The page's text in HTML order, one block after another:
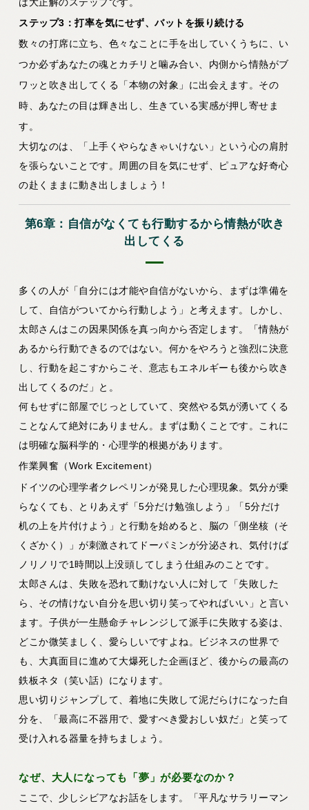
ステップ3：打率を気にせず、バットを振り続ける
数々の打席に立ち、色々なことに手を出していくうちに、い
つか必ずあなたの魂とカチリと噛み合い、内側から情熱がブ
ワッと吹き出してくる「本物の対象」に出会えます。その
時、あなたの目は輝き出し、生きている実感が押し寄せま
す。
大切なのは、「上手くやらなきゃいけない」という心の肩肘
を張らないことです。周囲の目を気にせず、ピュアな好奇心
の赴くままに動き出しましょう！
第6章：自信がなくても行動するから情熱が吹き
出してくる
多くの人が「自分には才能や自信がないから、まずは準備を
して、自信がついてから行動しよう」と考えます。しかし、
太郎さんはこの因果関係を真っ向から否定します。
「情熱が
あるから行動できるのではない。何かをやろうと強烈に決意
し、行動を起こすからこそ、意志もエネルギーも後から吹き
出してくるのだ」
と。
何もせずに部屋でじっとしていて、突然やる気が湧いてくる
ことなんて絶対にありません。まずは動くことです。これに
は明確な脳科学的・心理学的根拠があります。
作業興奮（Work Excitement）
ドイツの心理学者クレペリンが発見した心理現象。気分が乗
らなくても、とりあえず「5分だけ勉強しよう」「5分だけ
机の上を片付けよう」と行動を始めると、脳の「側坐核（そ
くざかく）」が刺激されてドーパミンが分泌され、気付けば
ノリノリで1時間以上没頭してしまう仕組みのことです。
太郎さんは、失敗を恐れて動けない人に対して「失敗した
ら、その情けない自分を思い切り笑ってやればいい」と言い
ます。子供が一生懸命チャレンジして派手に失敗する姿は、
どこか微笑ましく、愛らしいですよね。ビジネスの世界で
も、大真面目に進めて大爆死した企画ほど、後からの最高の
鉄板ネタ（笑い話）になります。
思い切りジャンプして、着地に失敗して泥だらけになった自
分を、「最高に不器用で、愛すべき愛おしい奴だ」と笑って
受け入れる器量を持ちましょう。
なぜ、大人になっても「夢」が必要なのか？
ここで、少しシビアなお話をします。「平凡なサラリーマン